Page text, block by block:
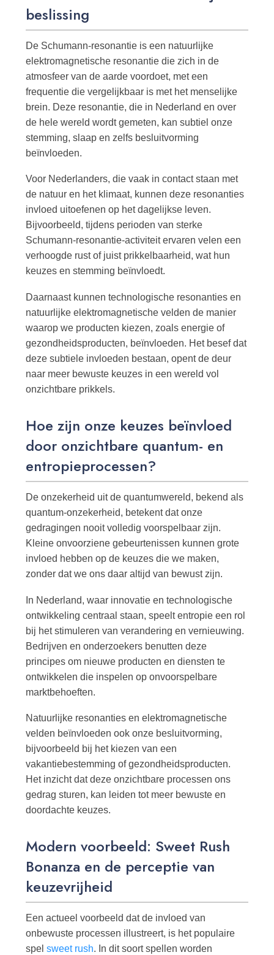
beslissing
De Schumann-resonantie is een natuurlijke
elektromagnetische resonantie die zich in de
atmosfeer van de aarde voordoet, met een
frequentie die vergelijkbaar is met het menselijke
brein. Deze resonantie, die in Nederland en over
de hele wereld wordt gemeten, kan subtiel onze
stemming, slaap en zelfs besluitvorming
beïnvloeden.
Voor Nederlanders, die vaak in contact staan met
de natuur en het klimaat, kunnen deze resonanties
invloed uitoefenen op het dagelijkse leven.
Bijvoorbeeld, tijdens perioden van sterke
Schumann-resonantie-activiteit ervaren velen een
verhoogde rust of juist prikkelbaarheid, wat hun
keuzes en stemming beïnvloedt.
Daarnaast kunnen technologische resonanties en
natuurlijke elektromagnetische velden de manier
waarop we producten kiezen, zoals energie of
gezondheidsproducten, beïnvloeden. Het besef dat
deze subtiele invloeden bestaan, opent de deur
naar meer bewuste keuzes in een wereld vol
onzichtbare prikkels.
Hoe zijn onze keuzes beïnvloed
door onzichtbare quantum- en
entropieprocessen?
De onzekerheid uit de quantumwereld, bekend als
quantum-onzekerheid, betekent dat onze
gedragingen nooit volledig voorspelbaar zijn.
Kleine onvoorziene gebeurtenissen kunnen grote
invloed hebben op de keuzes die we maken,
zonder dat we ons daar altijd van bewust zijn.
In Nederland, waar innovatie en technologische
ontwikkeling centraal staan, speelt entropie een rol
bij het stimuleren van verandering en vernieuwing.
Bedrijven en onderzoekers benutten deze
principes om nieuwe producten en diensten te
ontwikkelen die inspelen op onvoorspelbare
marktbehoeften.
Natuurlijke resonanties en elektromagnetische
velden beïnvloeden ook onze besluitvorming,
bijvoorbeeld bij het kiezen van een
vakantiebestemming of gezondheidsproducten.
Het inzicht dat deze onzichtbare processen ons
gedrag sturen, kan leiden tot meer bewuste en
doordachte keuzes.
Modern voorbeeld: Sweet Rush
Bonanza en de perceptie van
keuzevrijheid
Een actueel voorbeeld dat de invloed van
onbewuste processen illustreert, is het populaire
spelsweet rush. In dit soort spellen worden